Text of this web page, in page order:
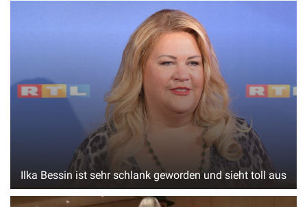
Ilka Bessin ist sehr schlank geworden und sieht toll aus